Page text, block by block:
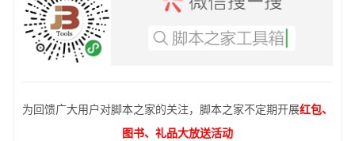
为回馈广大用户对脚本之家的关注，脚本之家不定期开展红包、
图书、礼品大放送活动